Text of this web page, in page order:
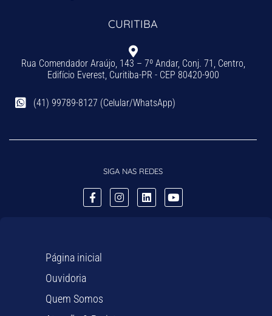
CURITIBA
Rua Comendador Araújo, 143 – 7º Andar, Conj. 71, Centro,
Edifício Everest, Curitiba-PR - CEP 80420-900
(41) 99789-8127 (Celular/WhatsApp)
SIGA NAS REDES
Página inicial
Ouvidoria
Quem Somos